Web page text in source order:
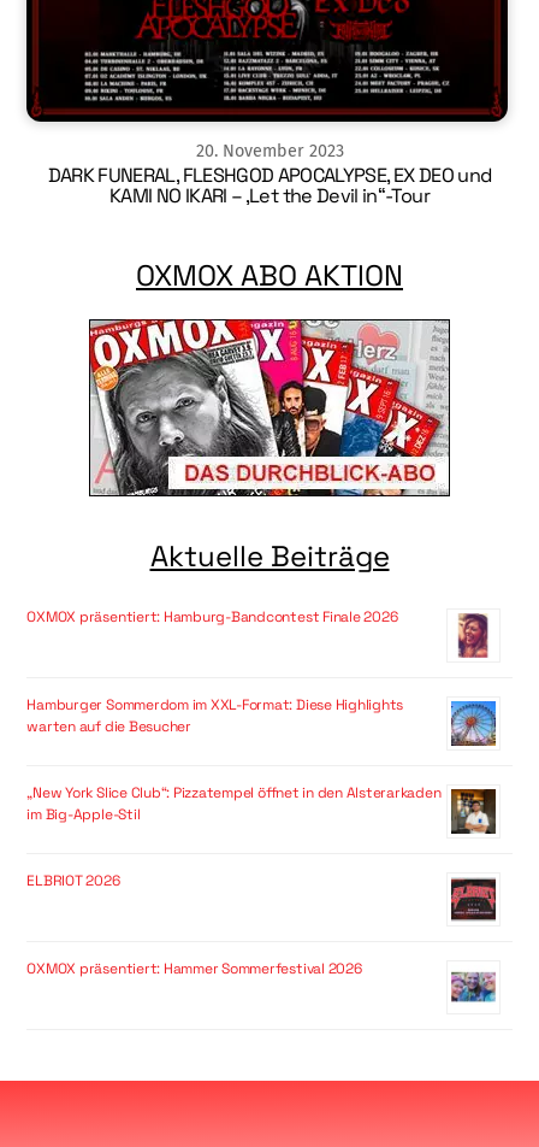
20. November 2023
DARK FUNERAL, FLESHGOD APOCALYPSE, EX DEO und
KAMI NO IKARI – ‚Let the Devil in“-Tour
OXMOX ABO AKTION
Aktuelle Beiträge
OXMOX präsentiert: Hamburg-Bandcontest Finale 2026
Hamburger Sommerdom im XXL-Format: Diese Highlights
warten auf die Besucher
„New York Slice Club“: Pizzatempel öffnet in den Alsterarkaden
im Big-Apple-Stil
ELBRIOT 2026
OXMOX präsentiert: Hammer Sommerfestival 2026